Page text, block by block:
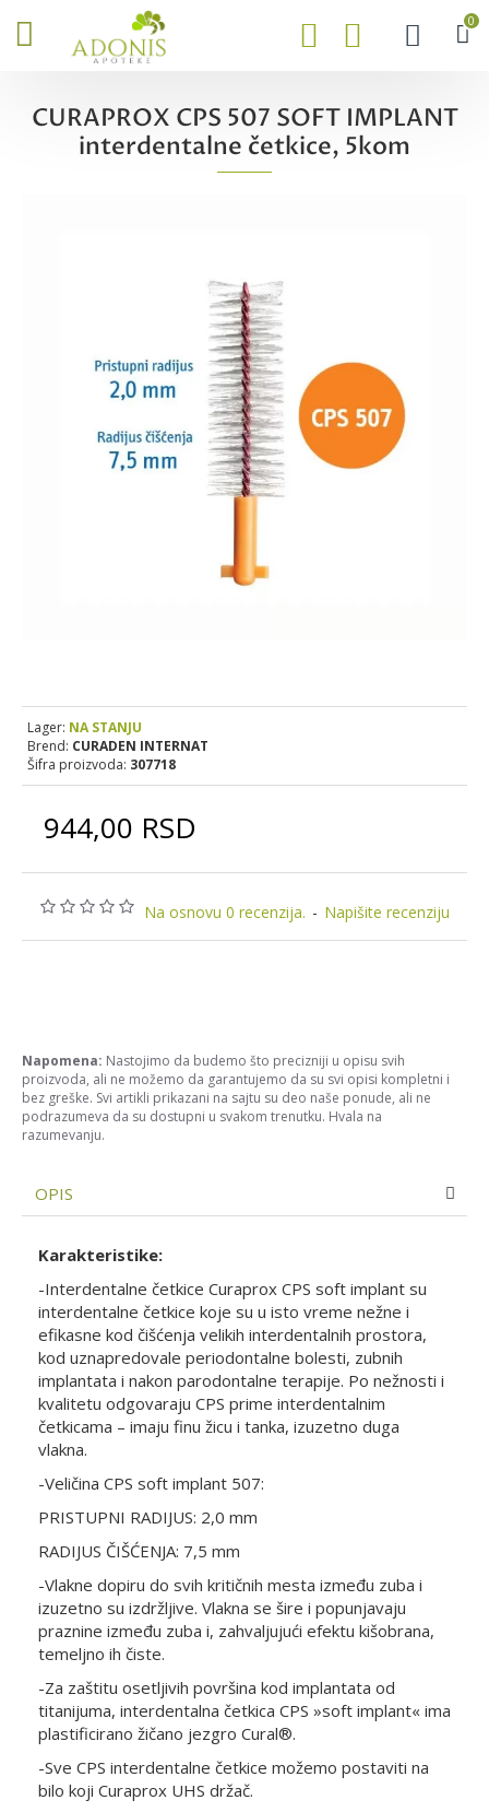
0
CURAPROX CPS 507 SOFT IMPLANT
interdentalne četkice, 5kom
Na osnovu 0 recenzija. - Napišite recenziju
944,00 RSD
Lager: NA STANJU
Brend: CURADEN INTERNAT
Šifra proizvoda: 307718
Napomena: Nastojimo da budemo što precizniji u opisu svih
proizvoda, ali ne možemo da garantujemo da su svi opisi kompletni i
bez greške. Svi artikli prikazani na sajtu su deo naše ponude, ali ne
podrazumeva da su dostupni u svakom trenutku. Hvala na
razumevanju.
OPIS
Karakteristike:
-Interdentalne četkice Curaprox CPS soft implant su
interdentalne četkice koje su u isto vreme nežne i
efikasne kod čišćenja velikih interdentalnih prostora,
kod uznapredovale periodontalne bolesti, zubnih
implantata i nakon parodontalne terapije. Po nežnosti i
kvalitetu odgovaraju CPS prime interdentalnim
četkicama – imaju finu žicu i tanka, izuzetno duga
vlakna.
-Veličina CPS soft implant 507:
PRISTUPNI RADIJUS: 2,0 mm
RADIJUS ČIŠĆENJA: 7,5 mm
-Vlakne dopiru do svih kritičnih mesta između zuba i
izuzetno su izdržljive. Vlakna se šire i popunjavaju
praznine između zuba i, zahvaljujući efektu kišobrana,
temeljno ih čiste.
-Za zaštitu osetljivih površina kod implantata od
titanijuma, interdentalna četkica CPS »soft implant« ima
plastificirano žičano jezgro Cural®.
-Sve CPS interdentalne četkice možemo postaviti na
bilo koji Curaprox UHS držač.